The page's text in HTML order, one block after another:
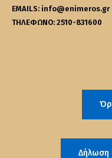
EMAILS:
ΤΗΛΕΦΩΝΟ: 2510-831600
Δήλωση